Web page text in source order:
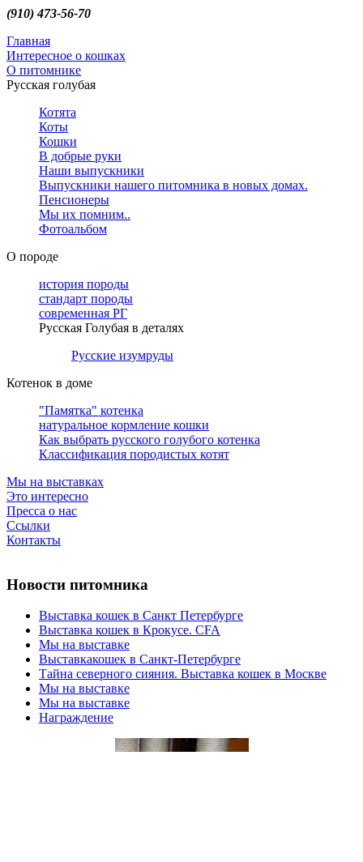
(910) 473-56-70
Главная
Интересное о кошках
О питомнике
Русская голубая
Котята
Коты
Кошки
В добрые руки
Наши выпускники
Выпускники нашего питомника в новых домах.
Пенсионеры
Мы их помним..
Фотоальбом
О породе
история породы
стандарт породы
современная РГ
Русская Голубая в деталях
Русские изумруды
Котенок в доме
"Памятка" котенка
натуральное кормление кошки
Как выбрать русского голубого котенка
Классификация породистых котят
Мы на выставках
Это интересно
Пресса о нас
Ссылки
Контакты
Новости питомника
Выставка кошек в Санкт Петербурге
Выставка кошек в Крокусе. CFA
Мы на выставке
Выставкакошек в Санкт-Петербурге
Тайна северного сияния. Выставка кошек в Москве
Мы на выставке
Мы на выставке
Награждение